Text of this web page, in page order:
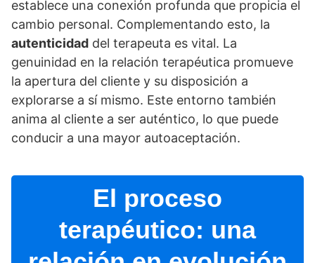
establece una conexión profunda que propicia el
cambio personal. Complementando esto, la
autenticidad del terapeuta es vital. La
genuinidad en la relación terapéutica promueve
la apertura del cliente y su disposición a
explorarse a sí­ mismo. Este entorno también
anima al cliente a ser auténtico, lo que puede
conducir a una mayor autoaceptación.
El proceso
terapéutico: una